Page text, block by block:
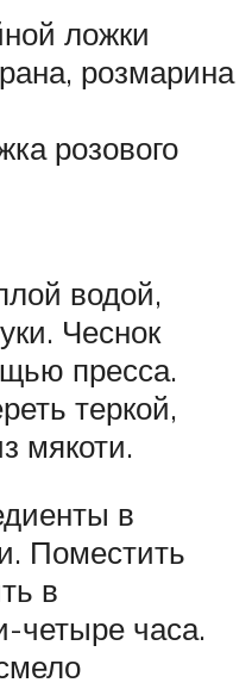
ложки
розмарина
розового
водой,
Чеснок
пресса.
теркой,
мякоти.
в
Поместить
в
четыре часа.